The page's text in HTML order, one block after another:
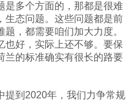
是多个方面的，那都是很难
生态问题。这些问题都是前
，都需要咱们加大力度。
也好，实际上还不够。要保
兰的标准确实有很长的路要
提到 2020年，我们力争常规